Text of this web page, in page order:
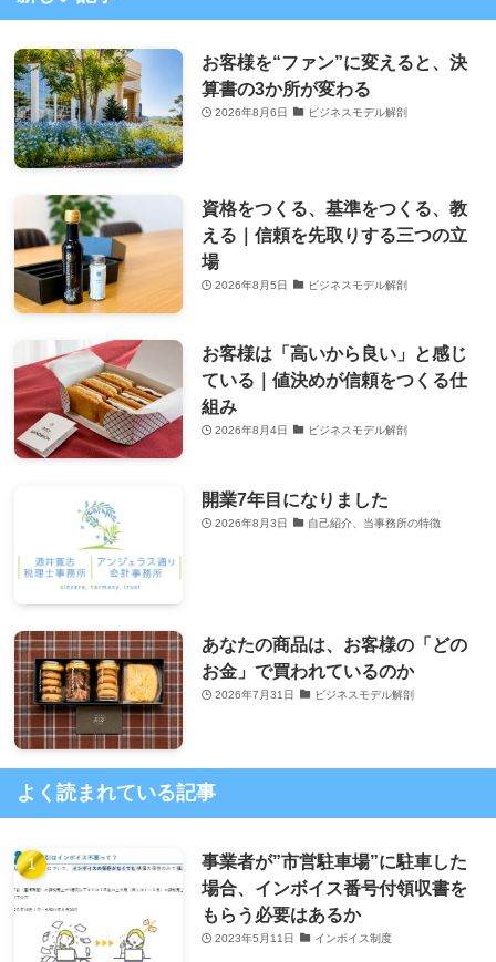
お客様を“ファン”に変えると、決
算書の3か所が変わる
2026年8月6日 ビジネスモデル解剖
資格をつくる、基準をつくる、教
える｜信頼を先取りする三つの立
場
2026年8月5日 ビジネスモデル解剖
お客様は「高いから良い」と感じ
ている｜値決めが信頼をつくる仕
組み
2026年8月4日 ビジネスモデル解剖
開業7年目になりました
2026年8月3日 自己紹介、当事務所の特徴
あなたの商品は、お客様の「どの
お金」で買われているのか
2026年7月31日 ビジネスモデル解剖
よく読まれている記事
事業者が”市営駐車場”に駐車した
場合、インボイス番号付領収書を
もらう必要はあるか
2023年5月11日 インボイス制度